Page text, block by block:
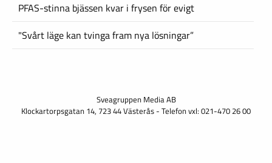
PFAS-stinna bjässen kvar i frysen för evigt
"Svårt läge kan tvinga fram nya lösningar”
Sveagruppen Media AB
Klockartorpsgatan 14, 723 44 Västerås - Telefon vxl: 021-470 26 00